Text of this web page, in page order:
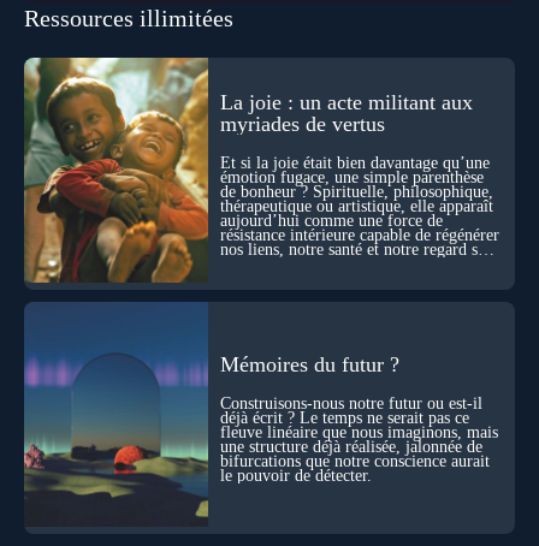
les pensées d’autrui ? Que deviennent l’espace, le temps… et
disparaître ? Au fil de cet échange, Nicolas raconte ses
expériences les plus troublantes : visions vérifiées,
explorations du cosmos, présence d’autres consciences
durant ses sorties, protocoles scientifiques… et toujours, cette
sensation étrange d’être relié à bien plus vaste que lui-même
! Sommes-nous à l’aube d’une révolution de la conscience ?
Sans doute. Mais encore faut-il accepter d’explorer ces
territoires avec lucidité, et rigueur…
Ressources illimitées
La joie : un acte militant aux
myriades de vertus
Et si la joie était bien davantage qu’une
émotion fugace, une simple parenthèse
de bonheur ? Spirituelle, philosophique,
thérapeutique ou artistique, elle apparaît
aujourd’hui comme une force de
résistance intérieure capable de régénérer
nos liens, notre santé et notre regard sur
Mémoires du futur ?
Construisons-nous notre futur ou est-il
déjà écrit ? Le temps ne serait pas ce
fleuve linéaire que nous imaginons, mais
une structure déjà réalisée, jalonnée de
bifurcations que notre conscience aurait
le pouvoir de détecter.